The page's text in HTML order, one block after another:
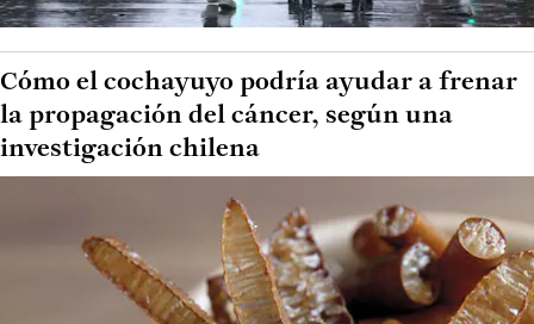
Cómo el cochayuyo podría ayudar a frenar
la propagación del cáncer, según una
investigación chilena